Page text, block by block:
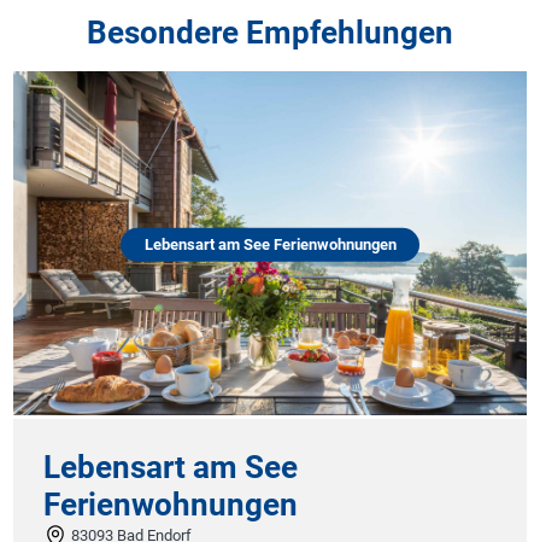
Besondere Empfehlungen
Lebensart am See Ferienwohnungen
Lebensart am See
Ferienwohnungen
83093 Bad Endorf